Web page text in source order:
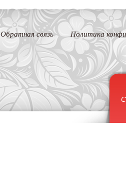
Обратная связь Политика